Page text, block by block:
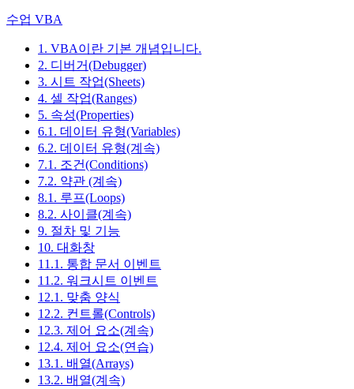
수업 VBA
1. VBA이란 기본 개념입니다.
2. 디버거(Debugger)
3. 시트 작업(Sheets)
4. 셀 작업(Ranges)
5. 속성(Properties)
6.1. 데이터 유형(Variables)
6.2. 데이터 유형(계속)
7.1. 조건(Conditions)
7.2. 약관 (계속)
8.1. 루프(Loops)
8.2. 사이클(계속)
9. 절차 및 기능
10. 대화창
11.1. 통합 문서 이벤트
11.2. 워크시트 이벤트
12.1. 맞춤 양식
12.2. 컨트롤(Controls)
12.3. 제어 요소(계속)
12.4. 제어 요소(연습)
13.1. 배열(Arrays)
13.2. 배열(계속)